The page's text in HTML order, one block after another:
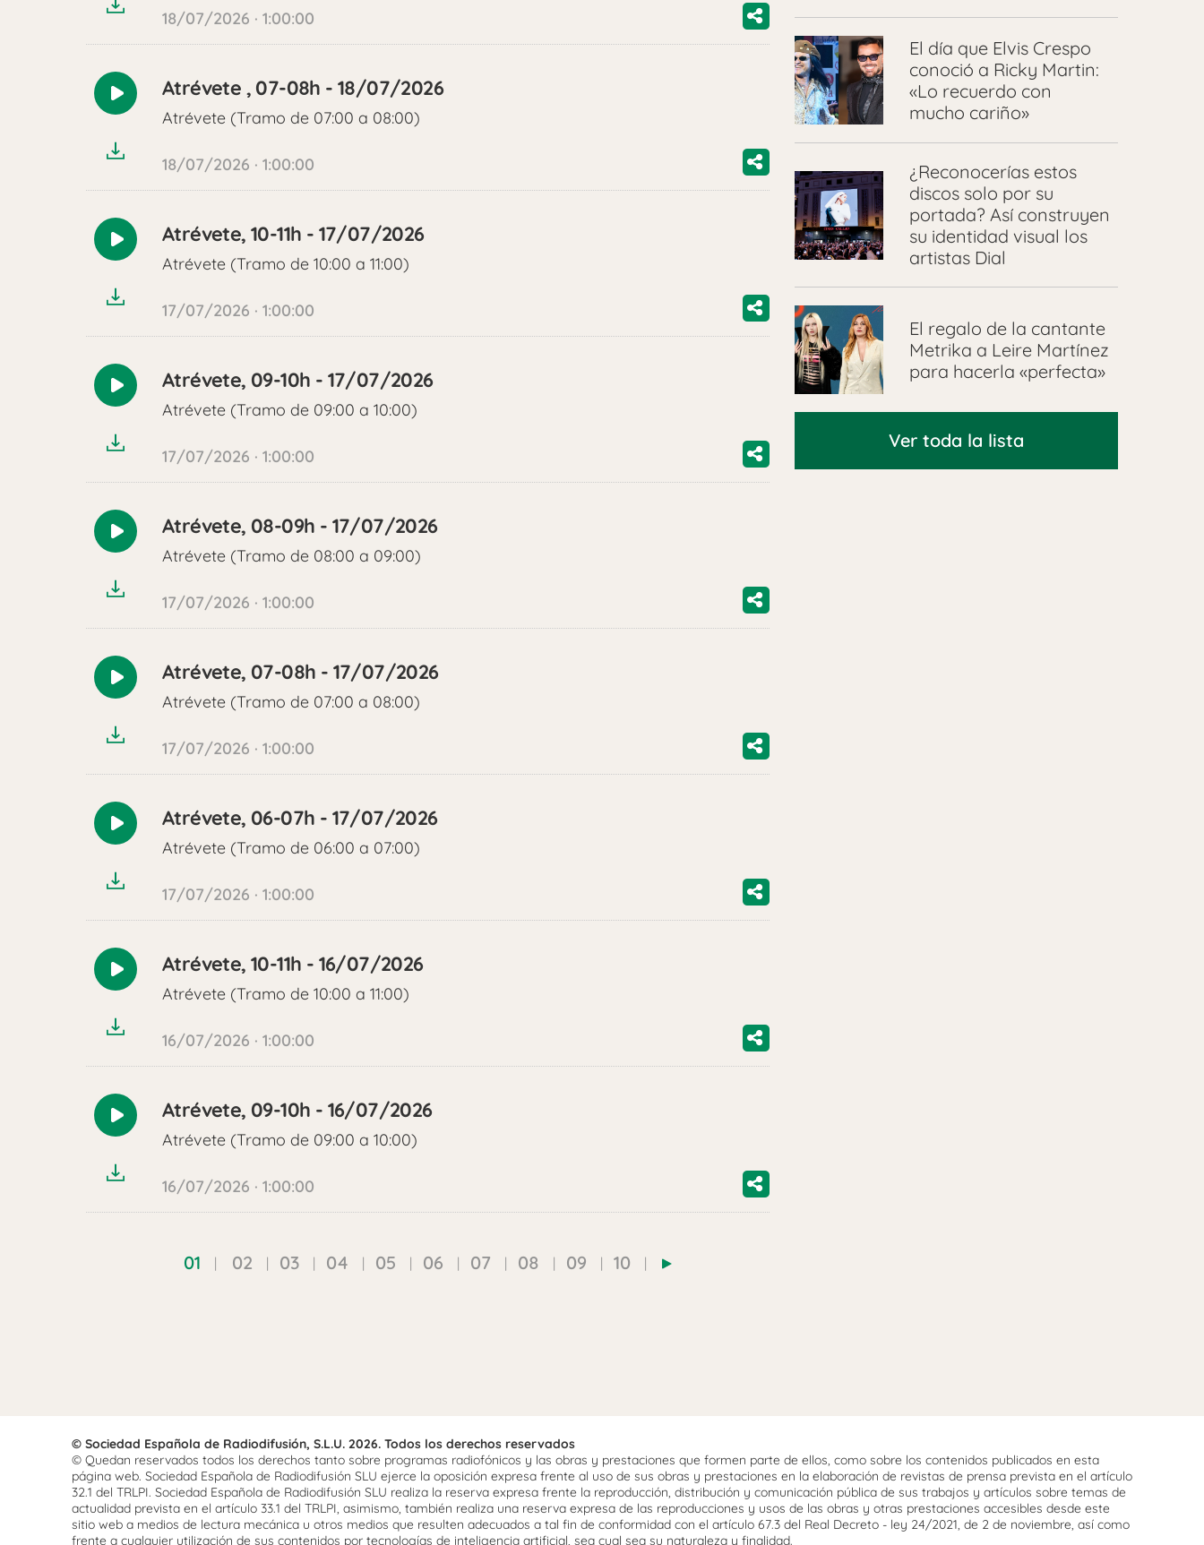
18/07/2026 · 1:00:00
Reproducir
Atrévete , 07-08h - 18/07/2026
Atrévete (Tramo de 07:00 a 08:00)
18/07/2026 · 1:00:00
Reproducir
Atrévete, 10-11h - 17/07/2026
Atrévete (Tramo de 10:00 a 11:00)
17/07/2026 · 1:00:00
Reproducir
Atrévete, 09-10h - 17/07/2026
Atrévete (Tramo de 09:00 a 10:00)
17/07/2026 · 1:00:00
Reproducir
Atrévete, 08-09h - 17/07/2026
Atrévete (Tramo de 08:00 a 09:00)
17/07/2026 · 1:00:00
Reproducir
Atrévete, 07-08h - 17/07/2026
Atrévete (Tramo de 07:00 a 08:00)
17/07/2026 · 1:00:00
Reproducir
Atrévete, 06-07h - 17/07/2026
Atrévete (Tramo de 06:00 a 07:00)
17/07/2026 · 1:00:00
Reproducir
Atrévete, 10-11h - 16/07/2026
Atrévete (Tramo de 10:00 a 11:00)
16/07/2026 · 1:00:00
Reproducir
Atrévete, 09-10h - 16/07/2026
Atrévete (Tramo de 09:00 a 10:00)
16/07/2026 · 1:00:00
01 02 03 04 05 06 07 08 09 10
El día que Elvis Crespo
conoció a Ricky Martin:
«Lo recuerdo con
mucho cariño»
¿Reconocerías estos
discos solo por su
portada? Así construyen
su identidad visual los
artistas Dial
El regalo de la cantante
Metrika a Leire Martínez
para hacerla «perfecta»
Ver toda la lista
© Sociedad Española de Radiodifusión, S.L.U. 2026. Todos los derechos reservados
© Quedan reservados todos los derechos tanto sobre programas radiofónicos y las obras y prestaciones que formen parte de ellos, como sobre los contenidos publicados en esta
página web. Sociedad Española de Radiodifusión SLU ejerce la oposición expresa frente al uso de sus obras y prestaciones en la elaboración de revistas de prensa prevista en el artículo
32.1 del TRLPI. Sociedad Española de Radiodifusión SLU realiza la reserva expresa frente la reproducción, distribución y comunicación pública de sus trabajos y artículos sobre temas de
actualidad prevista en el artículo 33.1 del TRLPI, asimismo, también realiza una reserva expresa de las reproducciones y usos de las obras y otras prestaciones accesibles desde este
sitio web a medios de lectura mecánica u otros medios que resulten adecuados a tal fin de conformidad con el artículo 67.3 del Real Decreto - ley 24/2021, de 2 de noviembre, así como
frente a cualquier utilización de sus contenidos por tecnologías de inteligencia artificial, sea cual sea su naturaleza y finalidad.